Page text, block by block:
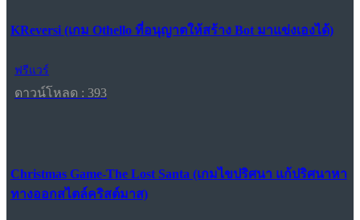
KReversi (เกม Othello ที่อนุญาตให้สร้าง Bot มาแข่งเองได้)
ฟรีแวร์
ดาวน์โหลด : 393
Christmas Game-The Lost Santa (เกมไขปริศนา แก้ปริศนาหา
ทางออกสไตล์คริสต์มาส)